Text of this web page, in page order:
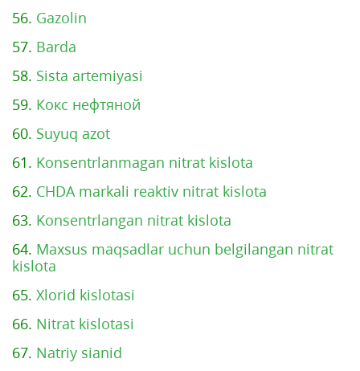
56. Gazolin
57. Barda
58. Sista artemiyasi
59. Кокс нефтяной
60. Suyuq azot
61. Konsentrlanmagan nitrat kislota
62. CHDA markali reaktiv nitrat kislota
63. Konsentrlangan nitrat kislota
64. Maxsus maqsadlar uchun belgilangan nitrat
kislota
65. Xlorid kislotasi
66. Nitrat kislotasi
67. Natriy sianid